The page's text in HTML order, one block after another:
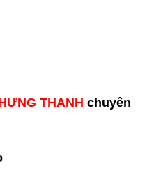
THANH chuyên